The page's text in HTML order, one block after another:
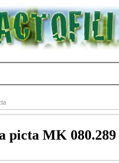
picta MK 080.289